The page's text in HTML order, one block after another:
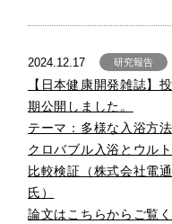
2024.12.17 研究報告
【日本健康開発雑誌】
期公開しました。
テーマ：多様な入浴方
クロバブル入浴とウル
比較検証（株式会社電
氏）
論文はこちらからご覧く